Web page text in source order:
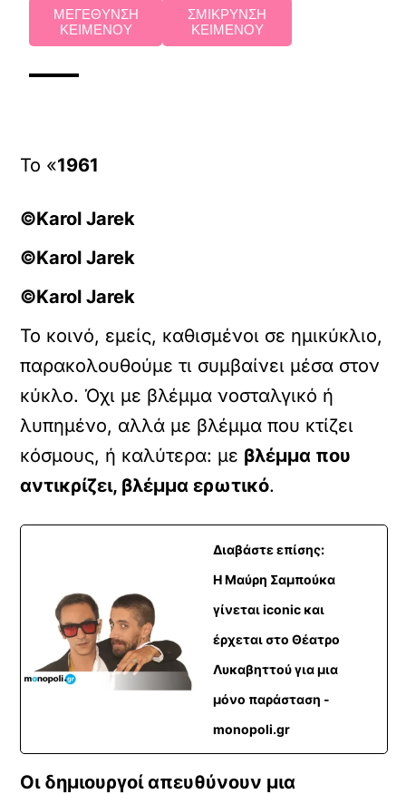
ΜΕΓΕΘΥΝΣΗ
ΚΕΙΜΕΝΟΥ
ΣΜΙΚΡΥΝΣΗ
ΚΕΙΜΕΝΟΥ
Το «1961
©Karol Jarek
©Karol Jarek
©Karol Jarek
Το κοινό, εμείς, καθισμένοι σε ημικύκλιο,
παρακολουθούμε τι συμβαίνει μέσα στον
κύκλο. Όχι με βλέμμα νοσταλγικό ή
λυπημένο, αλλά με βλέμμα που κτίζει
κόσμους, ή καλύτερα: με βλέμμα που
αντικρίζει, βλέμμα ερωτικό.
Διαβάστε επίσης:
Η Μαύρη Σαμπούκα
γίνεται iconic και
έρχεται στο Θέατρο
Λυκαβηττού για μια
μόνο παράσταση -
monopoli.gr
Οι δημιουργοί απευθύνουν μια